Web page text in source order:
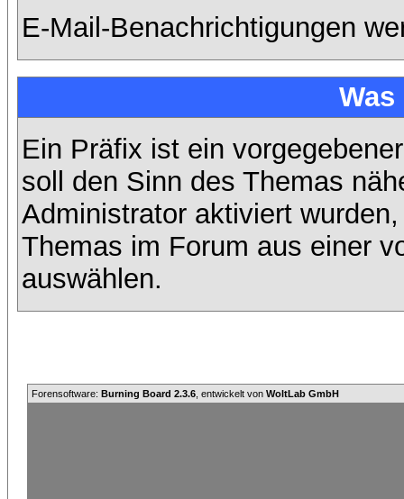
E-Mail-Benachrichtigungen
Ein Präfix ist ein
soll den Sinn des Themas
Administrator aktiviert
Themas im Forum aus einer
auswählen.
Forensoftware: Burning Board 2.3.6 , entwickelt von WoltLab GmbH